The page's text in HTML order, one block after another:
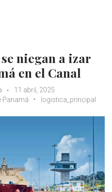
niegan a izar
en el Canal
11 abril, 2025
Panamá logistica_principal